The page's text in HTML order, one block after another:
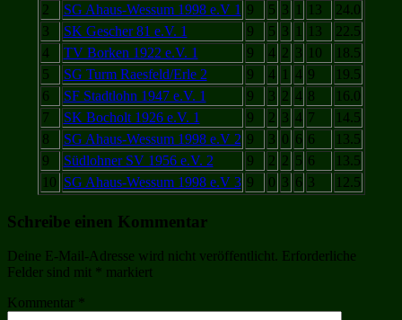
2
SG Ahaus-Wessum 1998 e.V 1 9 5 3 1 13
24.0
3
SK Gescher 81 e.V. 1 9 5 3 1 13
22.5
4
TV Borken 1922 e.V. 1 9 4 2 3 10
18.5
5
SG Turm Raesfeld/Erle 2 9 4 1 4 9
19.5
6
SF Stadtlohn 1947 e.V. 1 9 3 2 4 8
16.0
7
SK Bocholt 1926 e.V. 1 9 2 3 4 7
14.5
8
SG Ahaus-Wessum 1998 e.V 2 9 3 0 6 6
13.5
9
Südlohner SV 1956 e.V. 2 9 2 2 5 6
13.5
10 SG Ahaus-Wessum 1998 e.V 3 9 0 3 6 3 12.5
Schreibe einen Kommentar
Deine E-Mail-Adresse wird nicht veröffentlicht. Erforderliche
Felder sind mit * markiert
Kommentar *